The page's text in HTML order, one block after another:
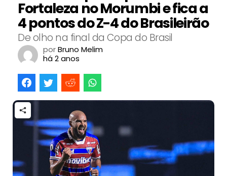
Fortaleza no Morumbi e fica a
4 pontos do Z-4 do Brasileirão
De olho na final da Copa do Brasil
porBruno Melim
há 2 anos